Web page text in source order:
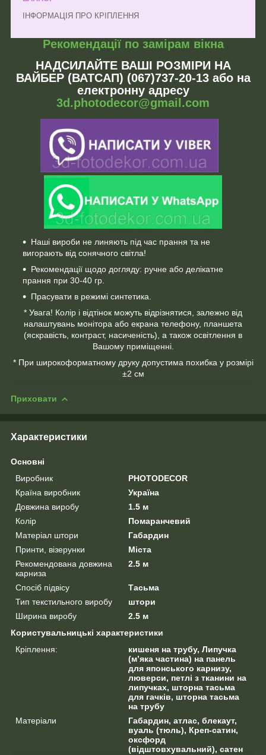
ІНФОРМАЦІЯ ПРО КРІПЛЕННЯ
Рекомендації по замірам вікна
НАДСИЛАЙТЕ ВАШІ РОЗМІРИ НА
ВАЙБЕР (ВАТСАП) (067)737-20-13 або на
електронну адресу
3d.photodecor@gmail.com
Наші вироби не линяють під час прання та не
вигорають від сонячного світла!
Рекомендації щодо догляду: ручне або делікатне
прання при 30-40 гр.
Прасувати в режимі синтетика.
* Увага! Колір і відтінок можуть відрізнятися, залежно від
налаштувань монітора або екрана телефону, планшета
(яскравість, контраст, насиченість), а також освітлення в
Вашому приміщенні.
* При широкоформатному друку допустима похибка у розмірі
±2 см
Приховати
Характеристики
Основні
Виробник
PHOTODECOR
Країна виробник
Україна
Довжина виробу
1.5 м
Колір
Помаранчевий
Матеріал штори
Габардин
Принти, візерунки
Міста
Рекомендована довжина
карниза
2.5 м
Спосіб підвісу
Тасьма
Тип текстильного виробу
штори
Ширина виробу
2.5 м
Користувальницькі характеристики
Кріплення:
кишеня на трубу, Липучка
(м’яка частина) на панель
для японського карнизу,
люверси, петлі з тканини на
липучках, шторна тасьма
для гачків, шторна тасьма
на трубу
Матеріали
Габардин, атлас, блекаут,
вуаль (тюль), Креп-сатин,
оксфорд
(відштовхувальний), сатен